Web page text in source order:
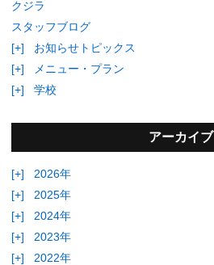
クジラ
スタッフブログ
[+]
お知らせトピックス
[+]
メニュー・プラン
[+]
学校
アーカイブ
[+]
2026年
[+]
2025年
[+]
2024年
[+]
2023年
[+]
2022年